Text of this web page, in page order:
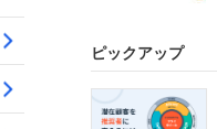
ピックアップ